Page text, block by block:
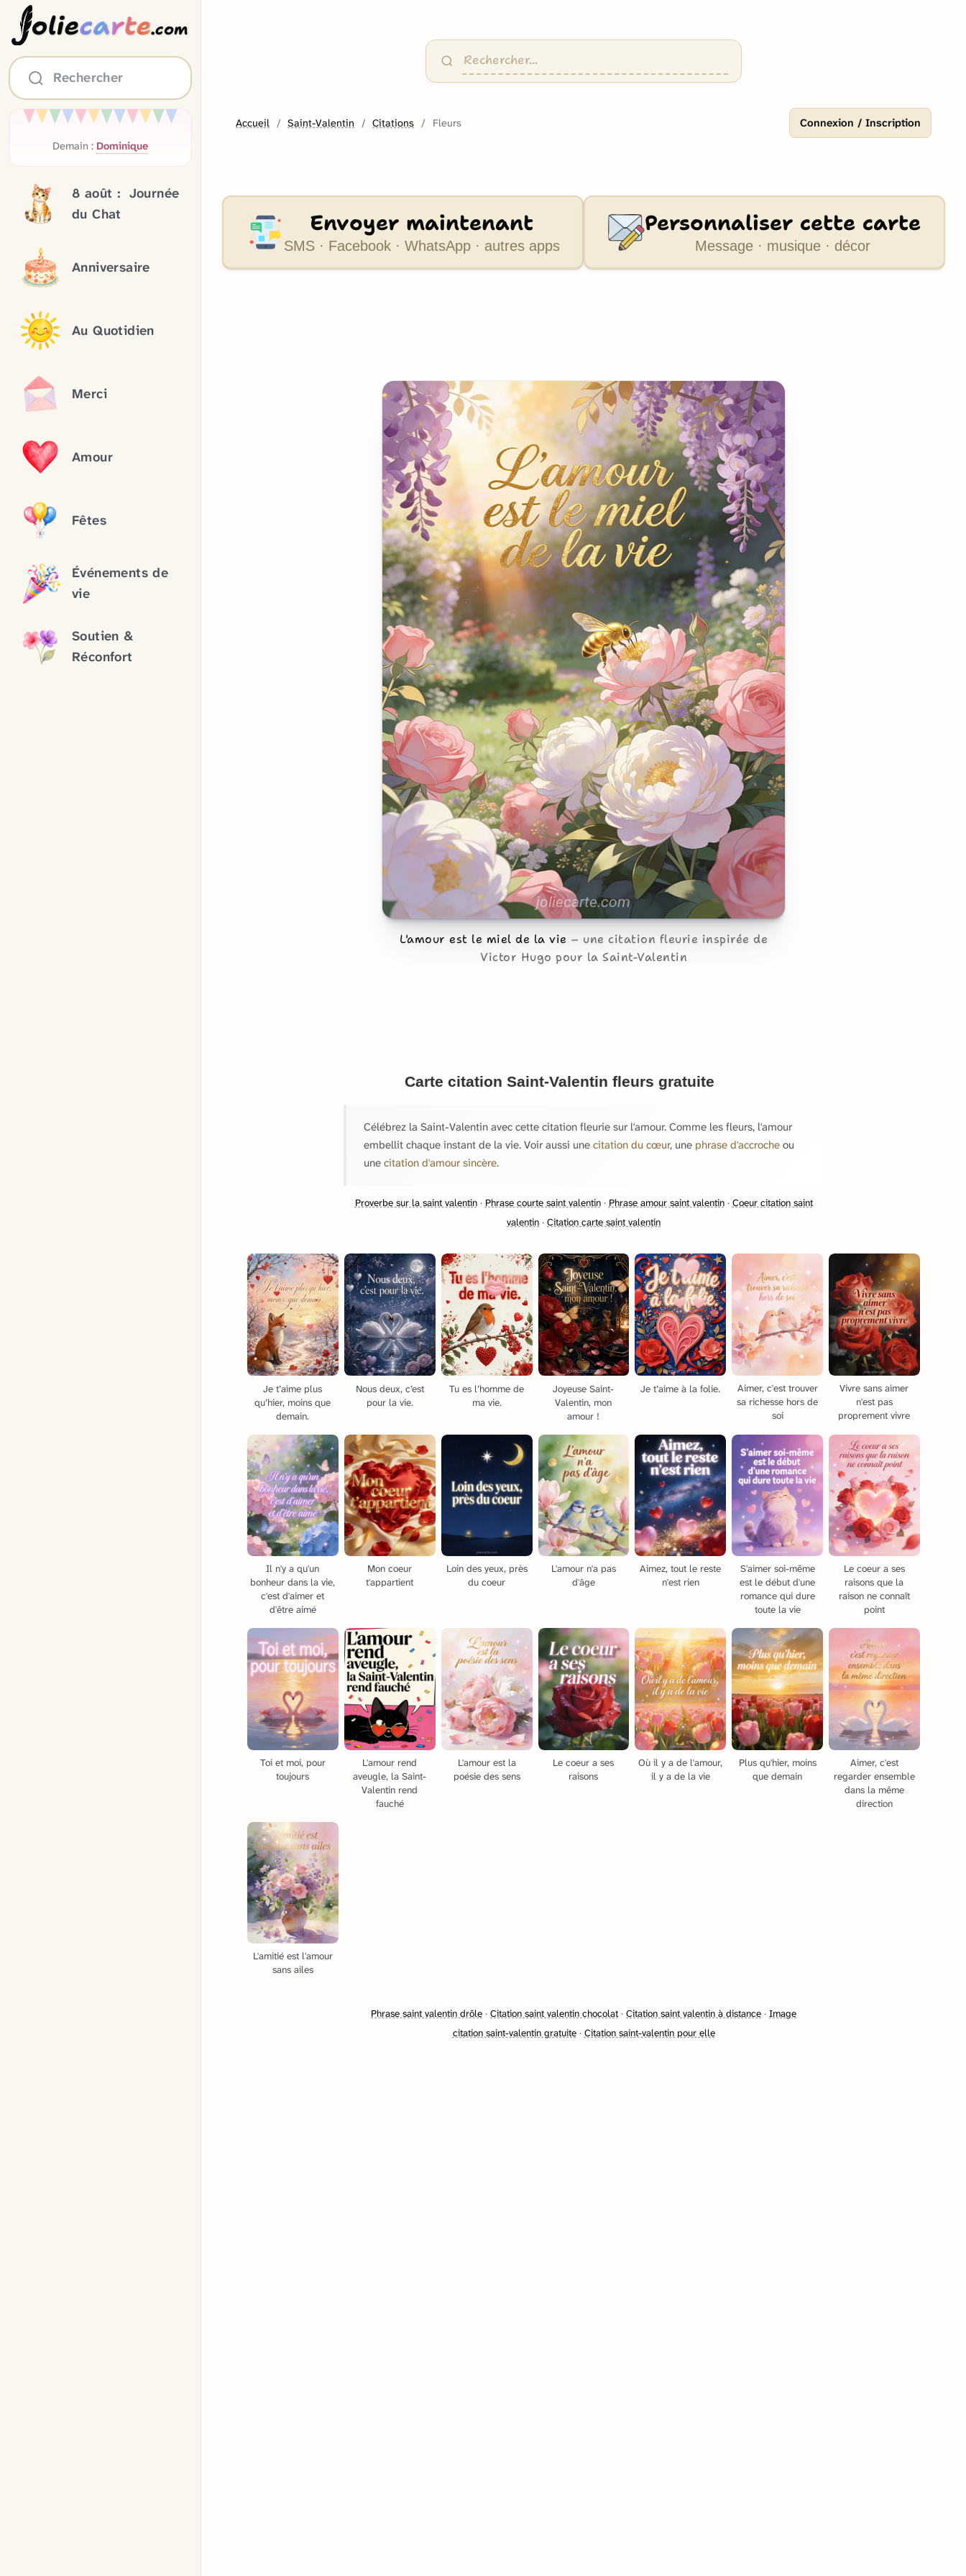
oliecarte.com
Rechercher
Demain : Dominique
8 août : Journée
du Chat
Anniversaire
Au Quotidien
Merci
Amour
Fêtes
Événements de
vie
Soutien &
Réconfort
Accueil Saint-Valentin Citations Fleurs Connexion / Inscription
Envoyer maintenant
SMS · Facebook · WhatsApp · autres apps
Personnaliser cette carte
Message · musique · décor
L'amour est le miel de la vie
une citation fleurie inspirée de
Victor Hugo pour la Saint-Valentin
Carte citation Saint-Valentin fleurs gratuite
Célébrez la Saint-Valentin avec cette citation fleurie sur l'amour. Comme les fleurs, l'amour
embellit chaque instant de la vie. Voir aussi une citation du cœur, une phrase d'accroche ou
une citation d'amour sincère.
Proverbe sur la saint valentin· Phrase courte saint valentin· Phrase amour saint valentin· Coeur citation saint
valentin · Citation carte saint valentin
Je t’aime plus
qu’hier, moins que
demain.
Nous deux, c’est
pour la vie.
Tu es l’homme de
ma vie.
Joyeuse Saint-
Valentin, mon
amour !
Je t’aime à la folie.
Aimer, c'est trouver
sa richesse hors de
soi
Vivre sans aimer
n'est pas
proprement vivre
Il n'y a qu'un
bonheur dans la vie,
c'est d'aimer et
d'être aimé
Mon coeur
t'appartient
Loin des yeux, près
du coeur
L'amour n'a pas
d'âge
Aimez, tout le reste
n'est rien
S'aimer soi-même
est le début d'une
romance qui dure
toute la vie
Le coeur a ses
raisons que la
raison ne connaît
point
Toi et moi, pour
toujours
L'amour rend
aveugle, la Saint-
Valentin rend
fauché
L'amour est la
poésie des sens
Le coeur a ses
raisons
Où il y a de l'amour,
il y a de la vie
Plus qu'hier, moins
que demain
Aimer, c'est
regarder ensemble
dans la même
direction
L'amitié est l'amour
sans ailes
Phrase saint valentin drôle · Citation saint valentin chocolat · Citation saint valentin à distance · Image
citation saint-valentin gratuite· Citation saint-valentin pour elle